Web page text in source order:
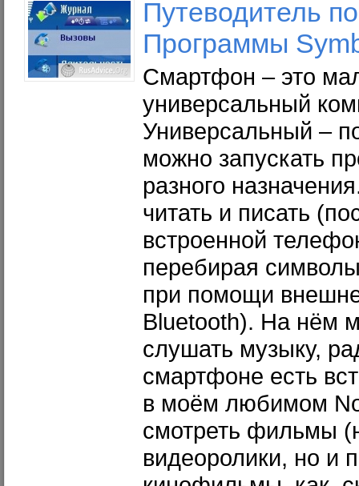
Путеводитель
Программы
Смартфон – это
универсальный
Универсальный –
можно запускать
разного
читать и писать
встроенной
перебирая
при помощи
Bluetooth). На нём
слушать музыку,
смартфоне есть
в моём любимом
смотреть фильмы
видеоролики, но и